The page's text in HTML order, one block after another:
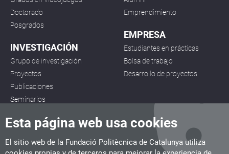
Esta página web usa cookies
El sitio web de la Fundació Politècnica de Catalunya utiliza
Doctorado
Posgrados
INVESTIGACIÓN
Grupo de investigación
Proyectos
Publicaciones
Seminarios
Emprendimiento
EMPRESA
Estudiantes en prácticas
Bolsa de trabajo
Desarrollo de proyectos